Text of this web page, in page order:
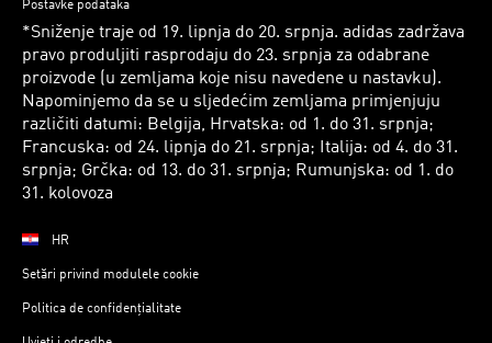
Postavke podataka
*Sniženje traje od 19. lipnja do 20. srpnja. adidas zadržava
pravo produljiti rasprodaju do 23. srpnja za odabrane
proizvode (u zemljama koje nisu navedene u nastavku).
Napominjemo da se u sljedećim zemljama primjenjuju
različiti datumi: Belgija, Hrvatska: od 1. do 31. srpnja;
Francuska: od 24. lipnja do 21. srpnja; Italija: od 4. do 31.
srpnja; Grčka: od 13. do 31. srpnja; Rumunjska: od 1. do
31. kolovoza
HR
Setări privind modulele cookie
Politica de confidențialitate